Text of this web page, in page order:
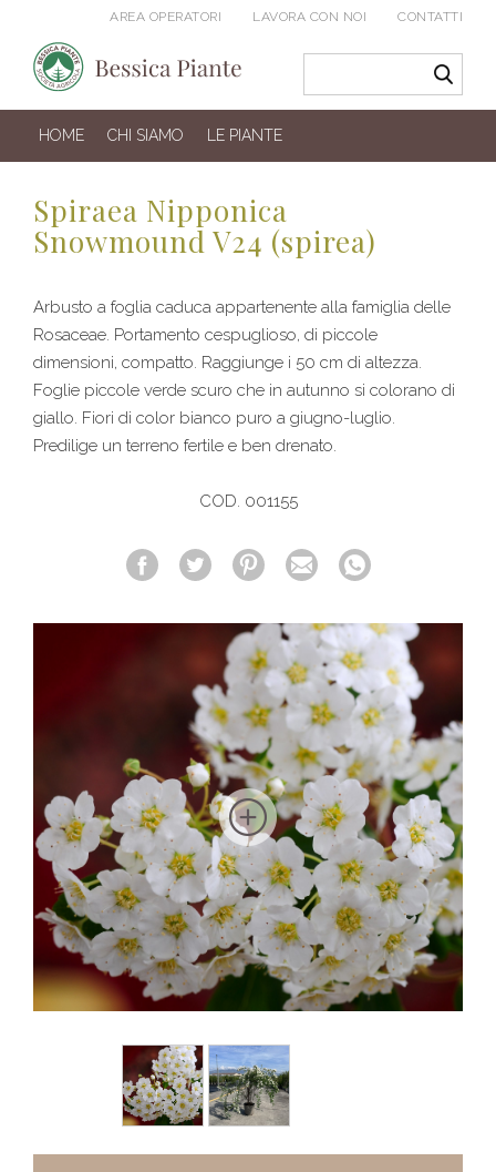
AREA OPERATORI LAVORA CON NOI CONTATTI
HOME CHI SIAMO LE PIANTE
Spiraea Nipponica
Snowmound V24 (spirea)
Arbusto a foglia caduca appartenente alla famiglia delle
Rosaceae. Portamento cespuglioso, di piccole
dimensioni, compatto. Raggiunge i 50 cm di altezza.
Foglie piccole verde scuro che in autunno si colorano di
giallo. Fiori di color bianco puro a giugno-luglio.
Predilige un terreno fertile e ben drenato.
COD. 001155